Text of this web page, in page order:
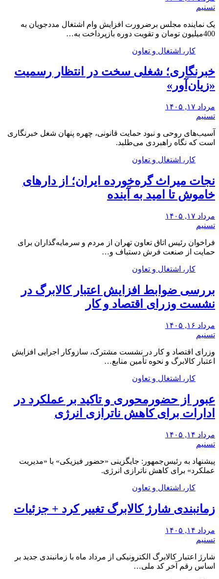
تسنیم
یک نماینده مجلس برضرورت افزایش وام اشتغال مددجویان به
400میلیون تومان و تقویت دوره بازپرداخت به…
کار، اشتغال و تعاون
خبرنگاری؛ شغلی سخت در انتظار رسمیت
«زیان‌آور»
مرداد ۱۷, ۱۴۰۵
تسنیم
آسیب‌های روحی و نبود حمایت قانونی، چهره پنهان شغل خبرنگاری
است که نگاه راهبردی می‌طلبد.
کار، اشتغال و تعاون
نجات میراث گره‌خورده ایران؛ از دارهای
خاموش تا امید به آینده
مرداد ۱۷, ۱۴۰۵
تسنیم
فراخوان رئیس اتاق تعاون تهران از مردم و سرمایه‌گذاران برای
حمایت از صنعت فرش دستباف و…
کار، اشتغال و تعاون
بررسی ضوابط افزایش اعتبار کالابرگ در
نشست وزرای اقتصاد و کار
مرداد ۱۶, ۱۴۰۵
تسنیم
وزرای اقتصاد و کار در نشست مشترک، سازوکار‌ اجرایی افزایش
اعتبار کالابرگ و نحوه تأمین منابع…
کار، اشتغال و تعاون
عبور از حضورمحوری و تاکید بر عملکرد در
ادارات برای کاهش ناترازی انرژی
مرداد ۱۴, ۱۴۰۵
تسنیم
پیشنهاد به رئیس‌جمهور: جایگزینی «حضور فیزیکی» با «مدیریت
عملکرد» برای کاهش ناترازی انرژی.
کار، اشتغال و تعاون
زمانبندی شارژ کالابرگ تغییر کرد + جزئیات
مرداد ۱۴, ۱۴۰۵
تسنیم
شارژ اعتبار کالابرگ الکترونیکی از مرداد ماه با زمانبندی جدید بر
اساس رقم آخر کد ملی…